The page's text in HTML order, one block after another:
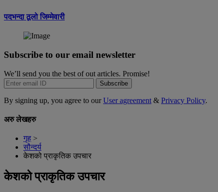
पदभन्दा ठूलो जिम्मेवारी
Subscribe to our email newsletter
We’ll send you the best of out articles. Promise!
Subscribe
By signing up, you agree to ourUser agreement & Privacy Policy.
अरु लेखहरु
गृह >
सौन्दर्य
केशको प्राकृतिक उपचार
केशको प्राकृतिक उपचार